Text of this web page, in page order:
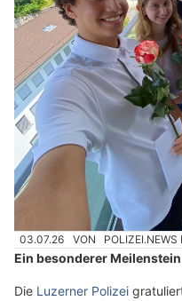
03.07.26 VON POLIZEI.NEWS
Ein besonderer
Die Luzerner Polizei